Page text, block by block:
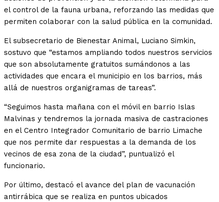
el control de la fauna urbana, reforzando las medidas que
permiten colaborar con la salud pública en la comunidad.
El subsecretario de Bienestar Animal, Luciano Simkin,
sostuvo que “estamos ampliando todos nuestros servicios
que son absolutamente gratuitos sumándonos a las
actividades que encara el municipio en los barrios, más
allá de nuestros organigramas de tareas”.
“Seguimos hasta mañana con el móvil en barrio Islas
Malvinas y tendremos la jornada masiva de castraciones
en el Centro Integrador Comunitario de barrio Limache
que nos permite dar respuestas a la demanda de los
vecinos de esa zona de la ciudad”, puntualizó el
funcionario.
Por último, destacó el avance del plan de vacunación
antirrábica que se realiza en puntos ubicados